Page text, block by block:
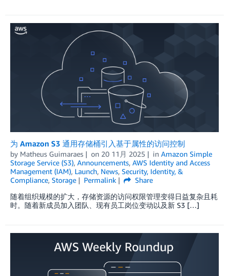
为 Amazon S3 通用存储桶引入基于属性的访问控制
by Matheus Guimaraes on 20 11月 2025 in Amazon Simple
Storage Service (S3), Announcements, AWS Identity and Access
Management (IAM), Launch, News, Security, Identity, &
Compliance, Storage Permalink
Share
随着组织规模的扩大，存储资源的访问权限管理变得日益复杂且耗
时。随着新成员加入团队、现有员工岗位变动以及新 S3 […]